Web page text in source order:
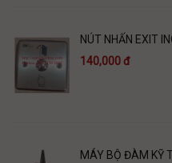
NÚT NHẤN EXIT
140,000 đ
MÁY BỘ ĐÀM KỸ